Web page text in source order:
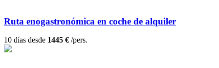
Ruta enogastronómica en coche de alquiler
10 días desde 1445 € /pers.